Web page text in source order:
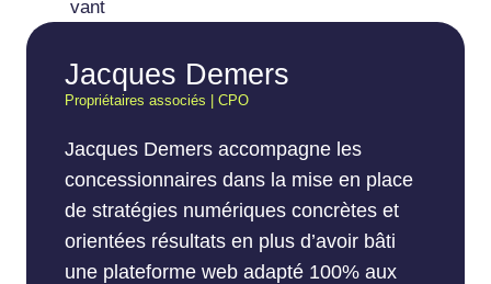
Jacques Demers
Propriétaires associés | CPO
Jacques Demers accompagne les
concessionnaires dans la mise en place
de stratégies numériques concrètes et
orientées résultats en plus d’avoir bâti
une plateforme web adapté 100% aux